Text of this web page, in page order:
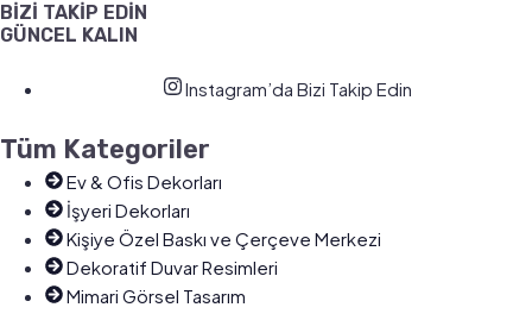
BİZİ TAKİP EDİN
GÜNCEL KALIN
Instagram’da Bizi Takip Edin
Tüm Kategoriler
Ev & Ofis Dekorları
İşyeri Dekorları
Kişiye Özel Baskı ve Çerçeve Merkezi
Dekoratif Duvar Resimleri
Mimari Görsel Tasarım